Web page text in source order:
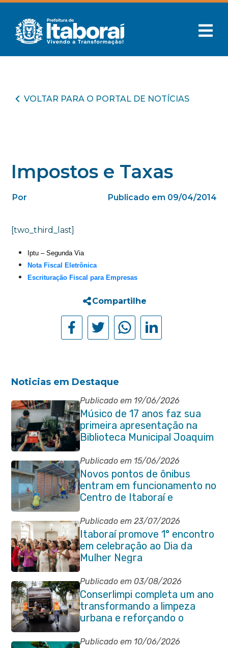
VOLTAR PARA O PORTAL DE NOTÍCIAS
Impostos e Taxas
Por Publicado em 09/04/2014
[two_third_last]
Iptu – Segunda Via
Nota Fiscal Eletrônica
Escrituração Fiscal para Empresas
Compartilhe
Noticias em Destaque
Publicado em 19/06/2026
Músico de 17 anos faz sua
primeira apresentação na
Biblioteca Municipal Joaquim
Manuel de Macedo
Publicado em 15/06/2026
Novos pontos de ônibus
entram em funcionamento no
Centro de Itaboraí e
garantem mais conforto à
população
Publicado em 23/07/2026
Itaboraí promove 1° encontro
em celebração ao Dia da
Mulher Negra
Publicado em 03/08/2026
Conserlimpi completa um ano
transformando a limpeza
urbana e reforçando o
cuidado com Itaboraí
Publicado em 10/06/2026